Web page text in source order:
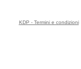
KDP - Termini e condizioni